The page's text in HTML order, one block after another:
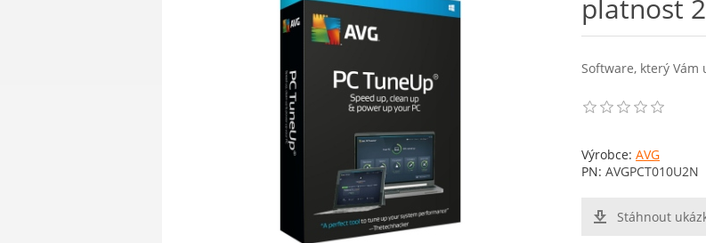
platnost
Software, který Vám
Výrobce: AVG
PN: AVGPCT010U2N
Stáhnout